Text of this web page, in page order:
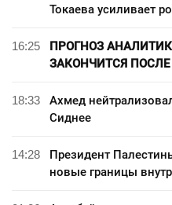
Токаева усиливает
16:25
ПРОГНОЗ
ЗАКОНЧИТСЯ
18:33
Ахмед
Сиднее
14:28
Президент
новые границы